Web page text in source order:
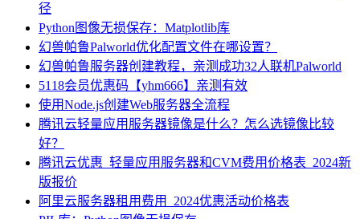
径
Python图像无损保存：Matplotlib库
幻兽帕鲁Palworld优化配置文件在哪设置？
幻兽帕鲁服务器创建教程，亲测成功32人联机Palworld
5118会员优惠码【yhm666】亲测有效
使用Node.js创建Web服务器全流程
腾讯云轻量应用服务器镜像是什么？怎么选镜像比较
好？
腾讯云优惠_轻量应用服务器和CVM费用价格表_2024新
版报价
阿里云服务器租用费用_2024优惠活动价格表